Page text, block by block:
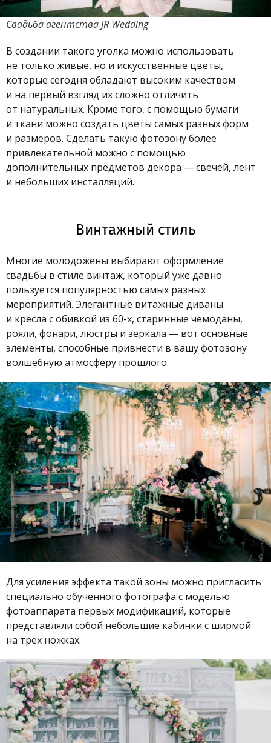
Свадьбаагентства JR Wedding
В создании такого уголка можно использовать
не только живые, но и искусственные цветы,
которые сегодня обладают высоким качеством
и на первый взгляд их сложно отличить
от натуральных. Кроме того, с помощью бумаги
и ткани можно создать цветы самых разных форм
и размеров. Сделать такую фотозону более
привлекательной можно с помощью
дополнительных предметов декора — свечей, лент
и небольших инсталляций.
Винтажный стиль
Многие молодожены выбирают оформление
свадьбы в стиле винтаж, который уже давно
пользуется популярностью самых разных
мероприятий. Элегантные витажные диваны
и кресла с обивкой из 60-х, старинные чемоданы,
рояли, фонари, люстры и зеркала — вот основные
элементы, способные привнести в вашу фотозону
волшебную атмосферу прошлого.
Для усиления эффекта такой зоны можно пригласить
специально обученного фотографа с моделью
фотоаппарата первых модификаций, которые
представляли собой небольшие кабинки с ширмой
на трех ножках.